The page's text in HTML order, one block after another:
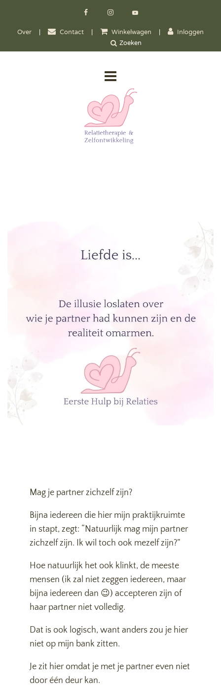
Over | Contact | Winkelwagen | Inloggen
Mag je partner zichzelf zijn?
Bijna iedereen die hier mijn praktijkruimte
in stapt, zegt: “Natuurlijk mag mijn partner
zichzelf zijn. Ik wil toch ook mezelf zijn?”
Hoe natuurlijk het ook klinkt, de meeste
mensen (ik zal niet zeggen iedereen, maar
bijna iedereen dan 😉) accepteren zijn of
haar partner niet volledig.
Dat is ook logisch, want anders zou je hier
niet op mijn bank zitten.
Je zit hier omdat je met je partner even niet
door één deur kan.